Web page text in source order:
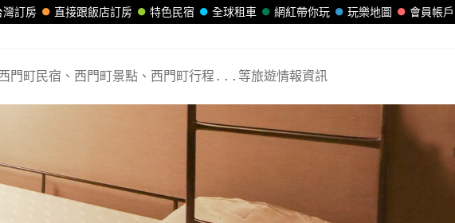
會員帳戶
玩樂地圖
網紅帶你玩
全球租車
特色民宿
直接跟飯店訂房
灣訂房
門町民宿、西門町景點、西門町行程...等旅遊情報資訊